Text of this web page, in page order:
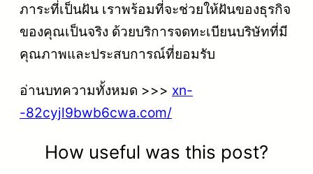
ภาระที่เป็นฝัน เราพร้อมที่จะช่วยให้ฝันของธุรกิจ
ของคุณเป็นจริง ด้วยบริการจดทะเบียนบริษัทที่มี
คุณภาพและประสบการณ์ที่ยอมรับ
อ่านบทความทั้งหมด >>> xn-
-82cyjl9bwb6cwa.com/
How useful was this post?